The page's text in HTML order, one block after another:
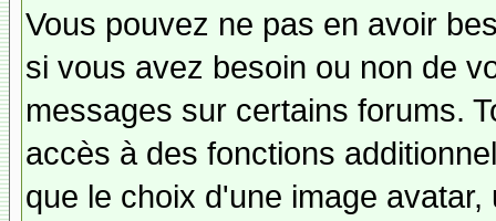
Vous pouvez ne pas en avoir
si vous avez besoin ou non de
messages sur certains forums.
accès à des fonctions
que le choix d'une image